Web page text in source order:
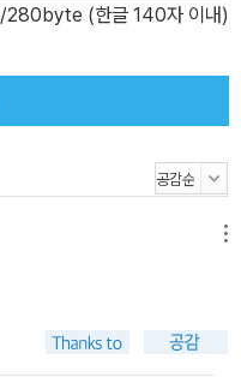
/280byte (한글 140자 이내)